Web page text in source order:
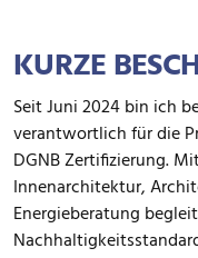
KURZE
Seit Juni 2024 bin ich
verantwortlich für die
DGNB Zertifizierung.
Innenarchitektur,
Energieberatung